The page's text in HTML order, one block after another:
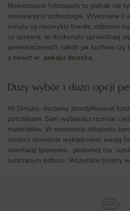
Nowoczesne fototapety to jednak nie
innowacyjna technologia. Wykonane z
winylu są niezwykle trwałe, odporne
co sprawia, że doskonale sprawdzają
pomieszczeniach, takich jak kuchnia czy
a nawet w pokoju dziecka,
Duży wybór i dużo opcji
W Dimuro możemy zmodyfikować
potrzebami. Sam wybierasz rozmiar i
materiałów. W momencie składania
możesz dowolnie wykadrować swoją
orientację (pionowo , poziomo) czy
lustrzanym odbiciu. Wszystkie zmiany